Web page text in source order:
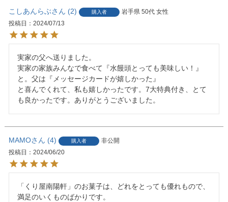
こしあんらぶ 2 購入者 岩手県 50代 女性
投稿日
2024/07/13
実家の父へ送りました。
実家の家族みんなで食べて『水饅頭とっても美味しい！』
と。父は『メッセージカードが嬉しかった』
と喜んでくれて、私も嬉しかったです。7大特典付き、とて
も良かったです。ありがとうございました。
MAMO 4 購入者
非公開
投稿日
2024/06/20
「くり屋南陽軒」のお菓子は、どれをとっても優れもので、
満足のいくものばかりです。